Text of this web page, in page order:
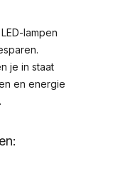
lampen
je in staat
en energie